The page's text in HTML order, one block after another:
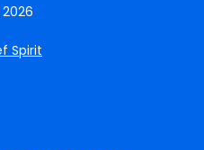
Spirit